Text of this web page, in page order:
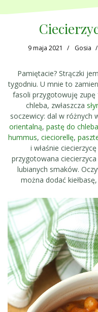
9 maja 2021 Gosia
Pamiętacie? Strączki
tygodniu. U mnie to
fasoli przygotowuję
chleba, zwłaszcza
soczewicy: dal w różnych
orientalną, pastę do chleba
hummus, cieciorellę,
i właśnie
przygotowana
lubianych smaków.
można dodać